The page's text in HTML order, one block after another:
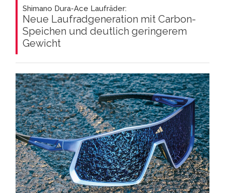
Shimano Dura-Ace Laufräder:
Neue Laufradgeneration mit Carbon-
Speichen und deutlich geringerem
Gewicht